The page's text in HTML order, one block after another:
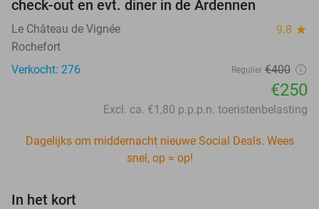
check-out en evt. diner in de Ardennen
Le Château de Vignée 9.8 star
Rochefort
Verkocht: 276
Regulier €400
€250
Excl. ca. €1,80 p.p.p.n. toeristenbelasting
Dagelijks om middernacht nieuwe Social Deals. Wees
snel, op = op!
In het kort